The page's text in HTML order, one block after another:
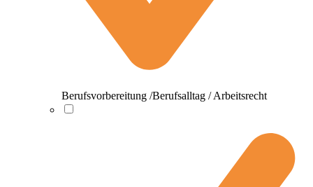
Berufsvorbereitung /Berufsalltag / Arbeitsrecht